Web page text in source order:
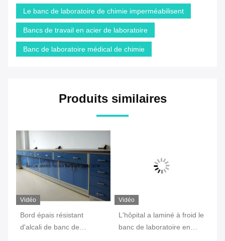
Le banc de laboratoire de chimie imperméabilisent
Bancs de travail en acier de laboratoire
Banc de laboratoire médical de chimie
Produits similaires
Vidéo
Bord épais résistant
d'alcali de banc de
Vidéo
L'hôpital a laminé à froid le
banc de laboratoire en